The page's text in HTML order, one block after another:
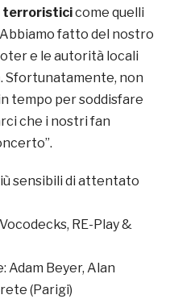
terroristicicome quelli
fatto del nostro
e le autorità locali
. Sfortunatamente, non
tempo per soddisfare
che i nostri fan
sensibili di attentato
RE-Play &
Adam Beyer, Alan
(Parigi)